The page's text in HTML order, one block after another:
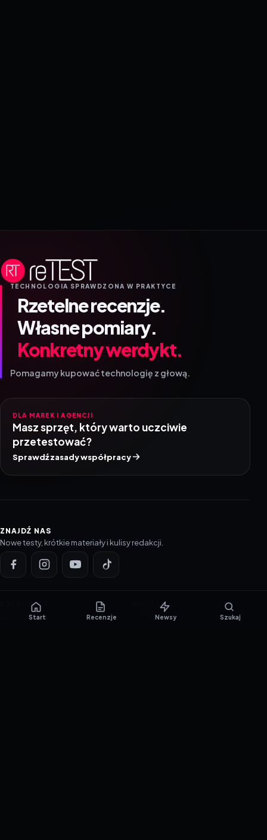
TECHNOLOGIA SPRAWDZONA W PRAKTYCE
Rzetelne recenzje.
Własne pomiary.
Konkretny werdykt.
Pomagamy kupować technologię z głową.
DLA MAREK I AGENCJI
Masz sprzęt, który warto uczciwie
przetestować?
Sprawdź zasady współpracy
ZNAJDŹ NAS
Nowe testy, krótkie materiały i kulisy redakcji.
KATEGORIE
NOWINKI
PORTAL
Informacje o ciasteczkach
Start Recenzje Newsy Szukaj